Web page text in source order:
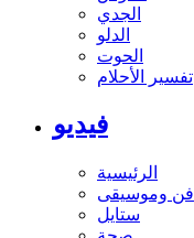
الجدي
الدلو
الحوت
تفسير الأحلام
فيديو
الرئيسية
فن وموسيقى
ستايل